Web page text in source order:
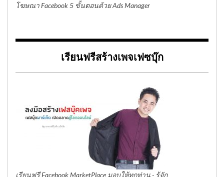
โฆษณา Facebook 5 ขั้นตอนด้วย Ads Manager
เรียนฟรีสร้างเพจเฟซบุ๊ก
เรียนฟรี Facebook MarketPlace มอบให้ทุกท่าน - รู้จัก